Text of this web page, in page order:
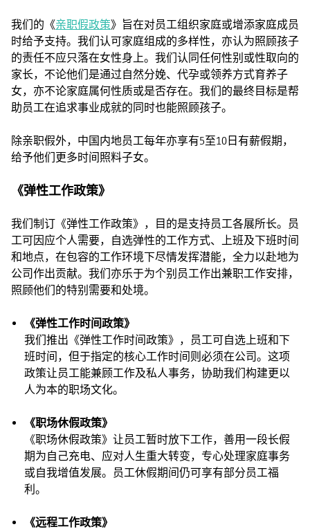
我们的《亲职假政策》旨在对员工组织家庭或增添家庭成员
时给予支持。我们认可家庭组成的多样性，亦认为照顾孩子
的责任不应只落在女性身上。我们认同任何性别或性取向的
家长，不论他们是通过自然分娩、代孕或领养方式育养子
女，亦不论家庭属何性质或是否存在。我们的最终目标是帮
助员工在追求事业成就的同时也能照顾孩子。
除亲职假外，中国内地员工每年亦享有5至10日有薪假期，
给予他们更多时间照料子女。
《弹性工作政策》
我们制订《弹性工作政策》，目的是支持员工各展所长。员
工可因应个人需要，自选弹性的工作方式、上班及下班时间
和地点，在包容的工作环境下尽情发挥潜能，全力以赴地为
公司作出贡献。我们亦乐于为个别员工作出兼职工作安排，
照顾他们的特别需要和处境。
《弹性工作时间政策》
我们推出《弹性工作时间政策》，员工可自选上班和下
班时间，但于指定的核心工作时间则必须在公司。这项
政策让员工能兼顾工作及私人事务，协助我们构建更以
人为本的职场文化。
《职场休假政策》
《职场休假政策》让员工暂时放下工作，善用一段长假
期为自己充电、应对人生重大转变，专心处理家庭事务
或自我增值发展。员工休假期间仍可享有部分员工福
利。
《远程工作政策》